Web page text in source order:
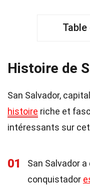
Histoire de
San Salvador,
histoire riche et
intéressants sur
01
San Salvador
conquistador